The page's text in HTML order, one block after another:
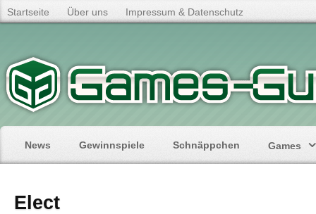
Startseite Über uns Impressum & Datenschutz
News Gewinnspiele Schnäppchen Games
Elect